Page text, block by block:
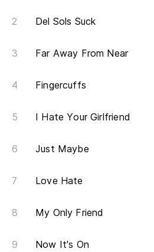
Del Sols Suck
Far Away From Near
Fingercuffs
I Hate Your Girlfriend
Just Maybe
Love Hate
My Only Friend
Now It's On